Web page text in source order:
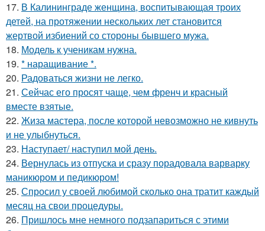
17. В Калининграде женщина, воспитывающая троих
детей, на протяжении нескольких лет становится
жертвой избиений со стороны бывшего мужа.
18. Модель к ученикам нужна.
19. * наращивание *.
20. Радоваться жизни не легко.
21. Сейчас его просят чаще, чем френч и красный
вместе взятые.
22. Жиза мастера, после которой невозможно не кивнуть
и не улыбнуться.
23. Наступает/ наступил мой день.
24. Вернулась из отпуска и сразу порадовала варварку
маникюром и педикюром!
25. Спросил у своей любимой сколько она тратит каждый
месяц на свои процедуры.
26. Пришлось мне немного подзапариться с этими